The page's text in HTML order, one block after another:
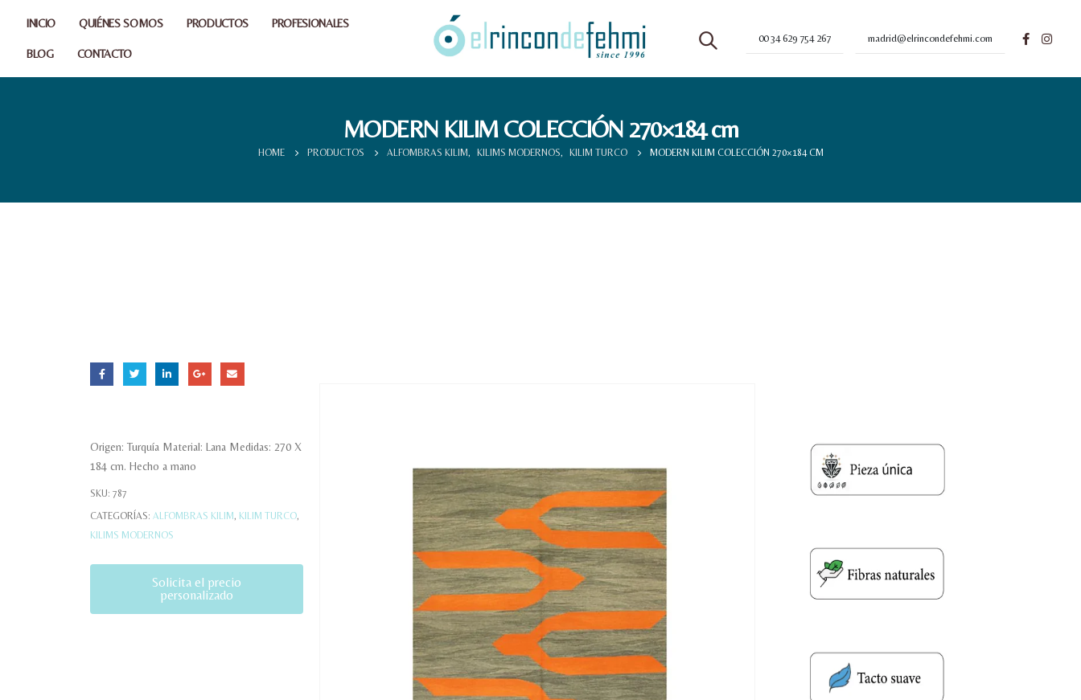
INICIO QUIÉNES SOMOS PRODUCTOS PROFESIONALES
BLOG CONTACTO
00 34 629 754 267 madrid@elrincondefehmi.com
MODERN KILIM COLECCIÓN 270×184 cm
HOME PRODUCTOS ALFOMBRAS KILIM, KILIMS MODERNOS, KILIM TURCO MODERN KILIM COLECCIÓN 270×184 CM
Origen: Turquía Material: Lana Medidas: 270 X
184 cm. Hecho a mano
SKU: 787
CATEGORÍAS: ALFOMBRAS KILIM, KILIM TURCO,
KILIMS MODERNOS
Solicita el precio
personalizado